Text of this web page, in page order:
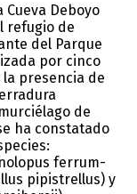
Deboyo
refugio de
del Parque
por cinco
presencia de
de
ha constatado
ferrum-
pipistrellus) y